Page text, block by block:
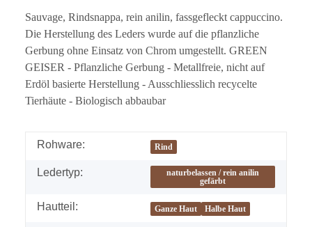
Sauvage, Rindsnappa, rein anilin, fassgefleckt cappuccino.
Die Herstellung des Leders wurde auf die pflanzliche
Gerbung ohne Einsatz von Chrom umgestellt. GREEN
GEISER - Pflanzliche Gerbung - Metallfreie, nicht auf
Erdöl basierte Herstellung - Ausschliesslich recycelte
Tierhäute - Biologisch abbaubar
Rohware: Rind
Ledertyp:
naturbelassen / rein anilin
gefärbt
Hautteil: Ganze Haut Halbe Haut